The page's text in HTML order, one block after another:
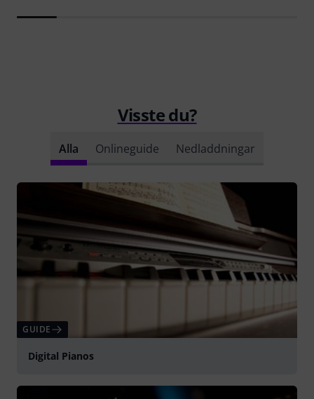
Visste du?
Alla Onlineguide Nedladdningar
GUIDE
Digital Pianos